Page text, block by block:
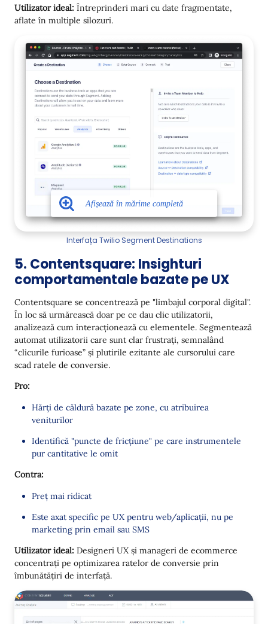
Utilizator ideal: Întreprinderi mari cu date fragmentate,
aflate în multiple silozuri.
Interfața Twilio Segment Destinations
5. Contentsquare: Insighturi
comportamentale bazate pe UX
Contentsquare se concentrează pe "limbajul corporal digital".
În loc să urmărească doar pe ce dau clic utilizatorii,
analizează cum interacționează cu elementele. Segmentează
automat utilizatorii care sunt clar frustrați, semnalând
“clicurile furioase” și plutirile ezitante ale cursorului care
scad ratele de conversie.
Pro:
Hărți de căldură bazate pe zone, cu atribuirea
veniturilor
Identifică "puncte de fricțiune" pe care instrumentele
pur cantitative le omit
Contra:
Preț mai ridicat
Este axat specific pe UX pentru web/aplicații, nu pe
marketing prin email sau SMS
Utilizator ideal: Designeri UX și manageri de ecommerce
concentrați pe optimizarea ratelor de conversie prin
îmbunătățiri de interfață.